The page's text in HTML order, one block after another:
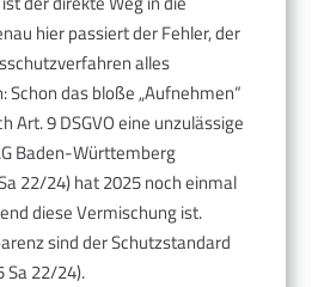
hier passiert der Fehler, der
alles
das bloße „Aufnehmen“
Art. 9 DSGVO eine unzulässige
Baden-Württemberg
22/24) hat 2025 noch einmal
diese Vermischung ist.
sind der Schutzstandard
Sa 22/24).